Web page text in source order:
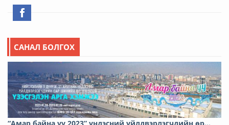
САНАЛ БОЛГОХ
“Амар байна уу 2023” үндэсний үйлдвэрлэгчдийн өр...